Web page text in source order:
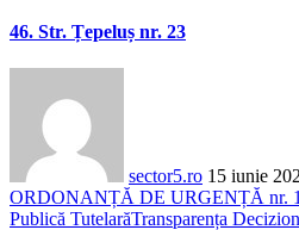
46. Str. Țepeluș nr. 23
sector5.ro 15 iunie
ORDONANȚĂ DE URGENȚĂ nr.
Publică TutelarăTransparența